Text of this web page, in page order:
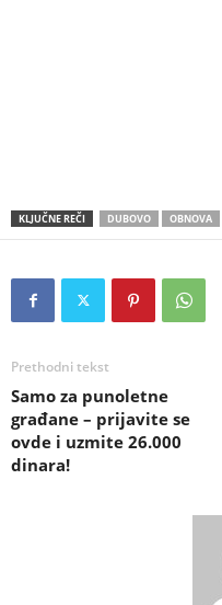
KLJUČNE REČI DUBOVO OBNOVA
Prethodni tekst
Samo za punoletne
građane – prijavite se
ovde i uzmite 26.000
dinara!